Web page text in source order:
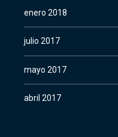
enero 2018
julio 2017
mayo 2017
abril 2017